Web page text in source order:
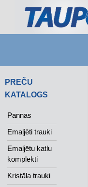
PREČU
KATALOGS
Pannas
Emaljēti trauki
Emaljētu katlu
komplekti
Kristāla trauki